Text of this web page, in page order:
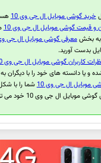
خرید گوشی موبایل ال جی وی 10
و قیمت گوشی موبایل ال جی وی 10
به بخشمعرفی گوشی موبایل ال جی وی
بدست آورید.
کاربران گوشی موبایل ال جی وی 10
و یا دانسته های خود را با دیگران
موبایل ال جی وی 10
شما را با
موبایل ال جی وی 10 خود می توانید به